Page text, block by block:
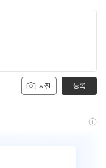
사진 등록